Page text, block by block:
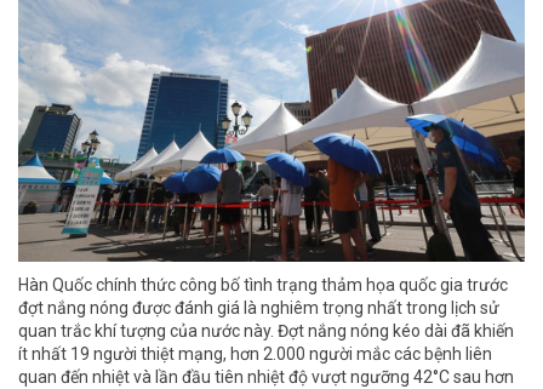
Hàn Quốc chính thức công bố tình trạng thảm họa quốc gia trước
đợt nắng nóng được đánh giá là nghiêm trọng nhất trong lịch sử
quan trắc khí tượng của nước này. Đợt nắng nóng kéo dài đã khiến
ít nhất 19 người thiệt mạng, hơn 2.000 người mắc các bệnh liên
quan đến nhiệt và lần đầu tiên nhiệt độ vượt ngưỡng 42°C sau hơn